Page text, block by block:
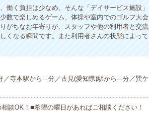
働く負担は少なめ。そんな「デイサービス施設」
数で楽しめるゲーム、体操や室内でのゴルフ大会
がちなお年寄りが、スタッフや他の利用者と交流
くなる瞬間です。また利用者さんの状態によって
寺本駅から---分／古見(愛知県)駅から---分／巽ケ
談OK！■希望の曜日があればご相談ください！